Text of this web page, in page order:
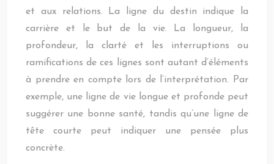
et aux relations. La ligne du destin indique la
carrière et le but de la vie. La longueur, la
profondeur, la clarté et les interruptions ou
ramifications de ces lignes sont autant d’éléments
à prendre en compte lors de l’interprétation. Par
exemple, une ligne de vie longue et profonde peut
suggérer une bonne santé, tandis qu’une ligne de
tête courte peut indiquer une pensée plus
concrète.